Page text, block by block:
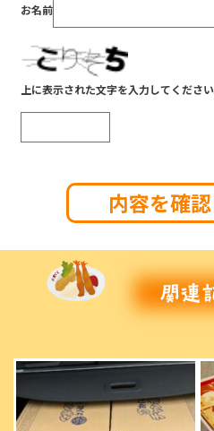
お名前
上に表示された文字を入力してください